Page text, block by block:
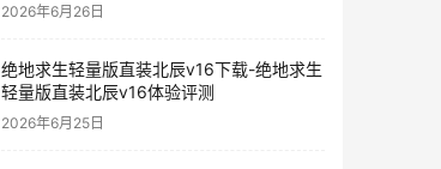
2026年6月26日
绝地求生轻量版直装北辰v16下载-绝地求生
轻量版直装北辰v16体验评测
2026年6月25日